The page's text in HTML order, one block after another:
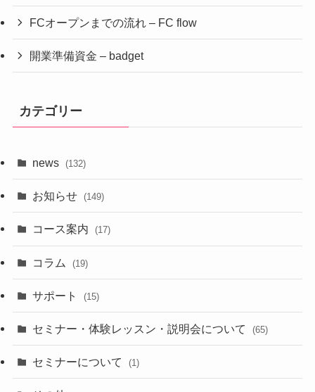
FCオープンまでの流れ – FC flow
開業準備資金 – badget
カテゴリー
news (132)
お知らせ (149)
コース案内 (17)
コラム (19)
サポート (15)
セミナー・体験レッスン・説明会について (65)
セミナーについて (1)